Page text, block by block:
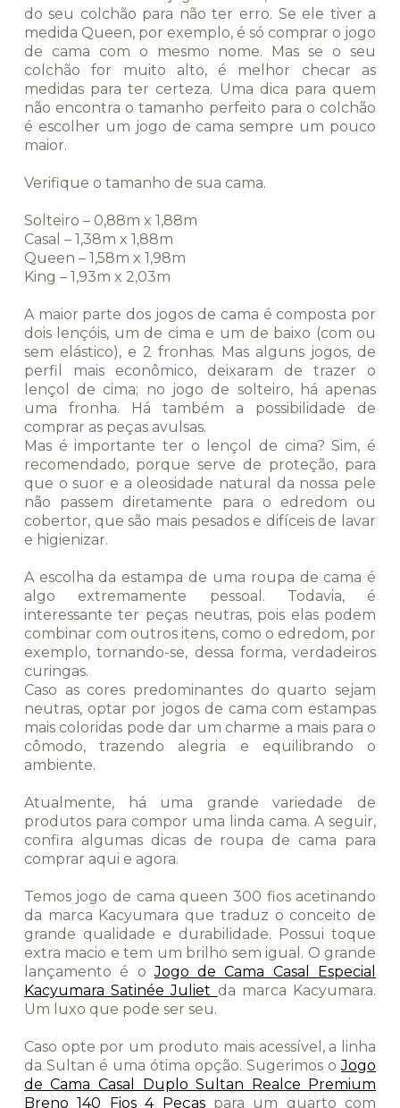
do seu colchão para não ter erro. Se ele tiver a
medida Queen, por exemplo, é só comprar o jogo
de cama com o mesmo nome. Mas se o seu
colchão for muito alto, é melhor checar as
medidas para ter certeza. Uma dica para quem
não encontra o tamanho perfeito para o colchão
é escolher um jogo de cama sempre um pouco
maior.
Verifique o tamanho de sua cama.
Solteiro – 0,88m x 1,88m
Casal – 1,38m x 1,88m
Queen – 1,58m x 1,98m
King – 1,93m x 2,03m
A maior parte dos jogos de cama é composta por
dois lençóis, um de cima e um de baixo (com ou
sem elástico), e 2 fronhas. Mas alguns jogos, de
perfil mais econômico, deixaram de trazer o
lençol de cima; no jogo de solteiro, há apenas
uma fronha. Há também a possibilidade de
comprar as peças avulsas.
Mas é importante ter o lençol de cima? Sim, é
recomendado, porque serve de proteção, para
que o suor e a oleosidade natural da nossa pele
não passem diretamente para o edredom ou
cobertor, que são mais pesados e difíceis de lavar
e higienizar.
A escolha da estampa de uma roupa de cama é
algo extremamente pessoal. Todavia, é
interessante ter peças neutras, pois elas podem
combinar com outros itens, como o edredom, por
exemplo, tornando-se, dessa forma, verdadeiros
curingas.
Caso as cores predominantes do quarto sejam
neutras, optar por jogos de cama com estampas
mais coloridas pode dar um charme a mais para o
cômodo, trazendo alegria e equilibrando o
ambiente.
Atualmente, há uma grande variedade de
produtos para compor uma linda cama. A seguir,
confira algumas dicas de roupa de cama para
comprar aqui e agora.
Temos jogo de cama queen 300 fios acetinando
da marca Kacyumara que traduz o conceito de
grande qualidade e durabilidade. Possui toque
extra macio e tem um brilho sem igual. O grande
lançamento é oJogo de Cama Casal Especial
Kacyumara Satinée Juliet da marca Kacyumara.
Um luxo que pode ser seu.
Caso opte por um produto mais acessível, a linha
da Sultan é uma ótima opção. Sugerimos oJogo
de Cama Casal Duplo Sultan Realce Premium
Breno 140 Fios 4 Peçaspara um quarto com